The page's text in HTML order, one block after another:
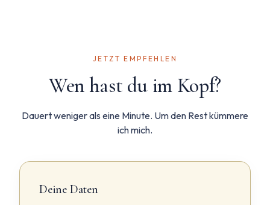
JETZT EMPFEHLEN
Wen hast du im Kopf?
Dauert weniger als eine Minute. Um den Rest kümmere
ich mich.
Deine Daten